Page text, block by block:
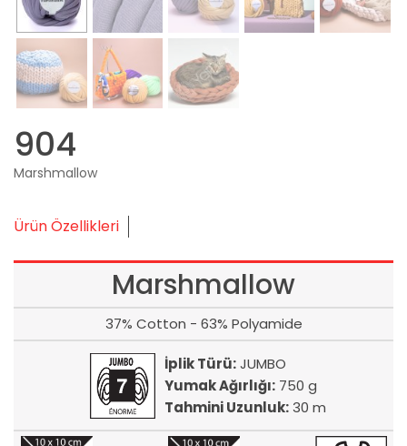
904
Marshmallow
Ürün Özellikleri
Marshmallow
37% Cotton - 63% Polyamide
İplik Türü:JUMBO
Yumak Ağırlığı: 750 g
Tahmini Uzunluk:30 m